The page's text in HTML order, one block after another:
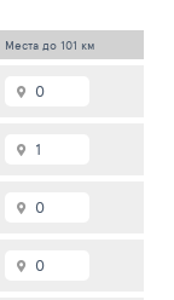
Места до 101 км
0
1
0
0